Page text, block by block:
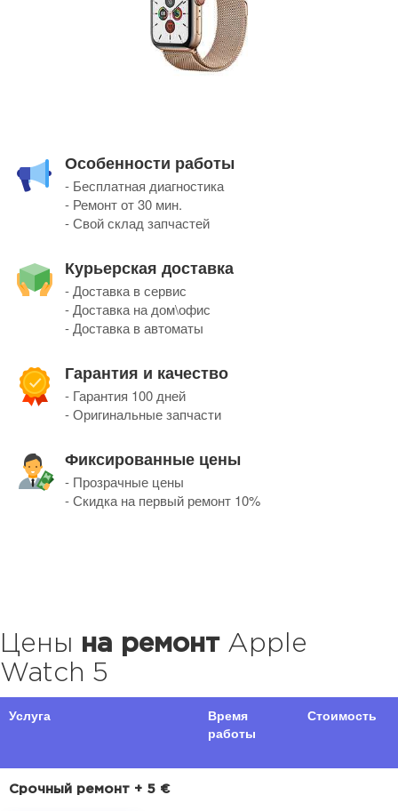
Особенности работы
- Бесплатная диагностика
- Ремонт от 30 мин.
- Свой склад запчастей
Курьерская доставка
- Доставка в сервис
- Доставка на дом\офис
- Доставка в автоматы
Гарантия и качество
- Гарантия 100 дней
- Оригинальные запчасти
Фиксированные цены
- Прозрачные цены
- Скидка на первый ремонт 10%
Цены на ремонтApple
Watch 5
Услуга
Время
работы
Стоимость
Срочный ремонт + 5 €